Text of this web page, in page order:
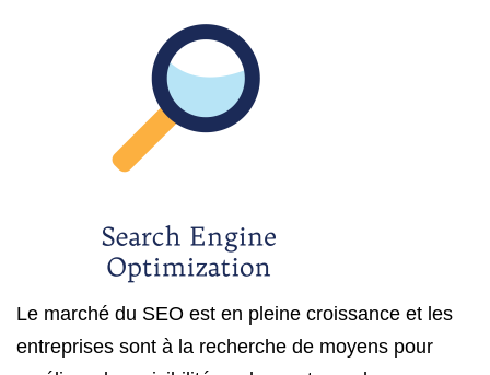
Le marché du SEO est en pleine croissance et les
entreprises sont à la recherche de moyens pour